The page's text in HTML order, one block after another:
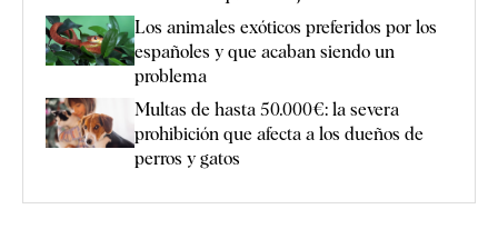
Los animales exóticos preferidos por los
españoles y que acaban siendo un
problema
Multas de hasta 50.000€: la severa
prohibición que afecta a los dueños de
perros y gatos